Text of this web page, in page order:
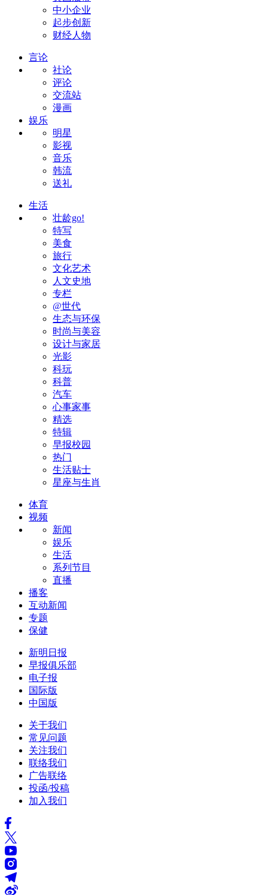
中小企业
起步创新
财经人物
言论
社论
评论
交流站
漫画
娱乐
明星
影视
音乐
韩流
送礼
生活
壮龄go!
特写
美食
旅行
文化艺术
人文史地
专栏
@世代
生态与环保
时尚与美容
设计与家居
光影
科玩
科普
汽车
心事家事
精选
特辑
早报校园
热门
生活贴士
星座与生肖
体育
视频
新闻
娱乐
生活
系列节目
直播
播客
互动新闻
专题
保健
新明日报
早报俱乐部
电子报
国际版
中国版
关于我们
常见问题
关注我们
联络我们
广告联络
投函/投稿
加入我们